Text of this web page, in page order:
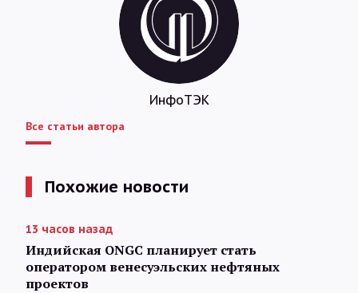
ИнфоТЭК
Все статьи автора
Похожие новости
13 часов назад
Индийская ONGC планирует стать
оператором венесуэльских нефтяных
проектов